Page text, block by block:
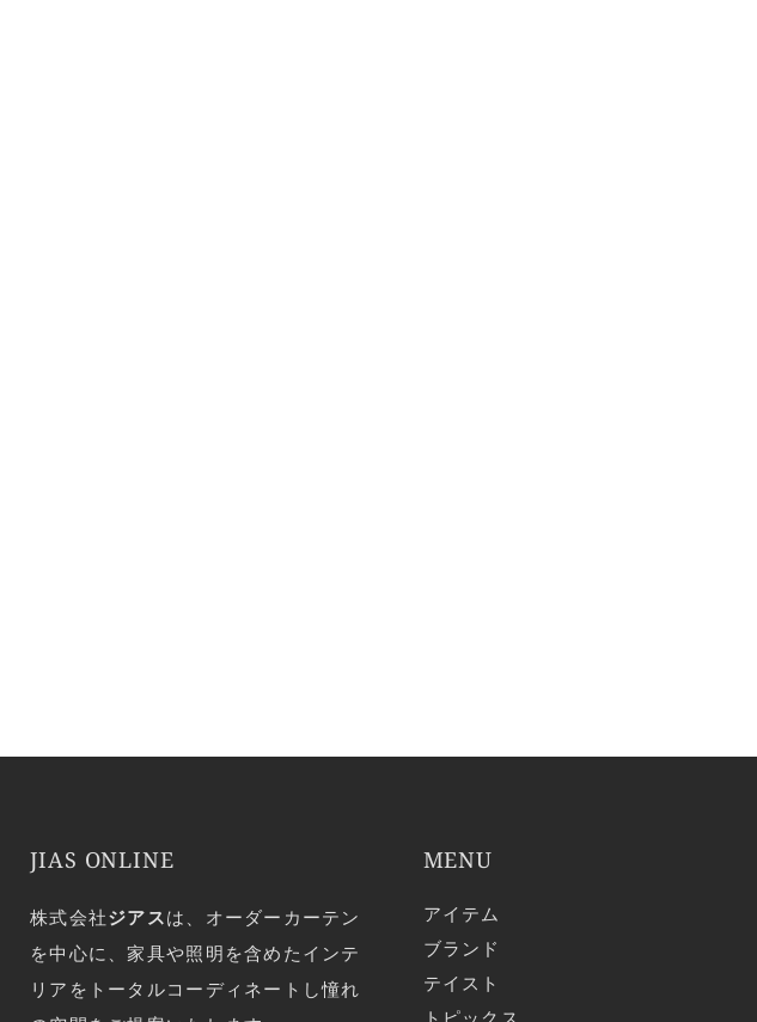
JIAS ONLINE
株式会社ジアスは、オーダーカーテン
を中心に、家具や照明を含めたインテ
リアをトータルコーディネートし憧れ
MENU
アイテム
ブランド
テイスト
トピックス